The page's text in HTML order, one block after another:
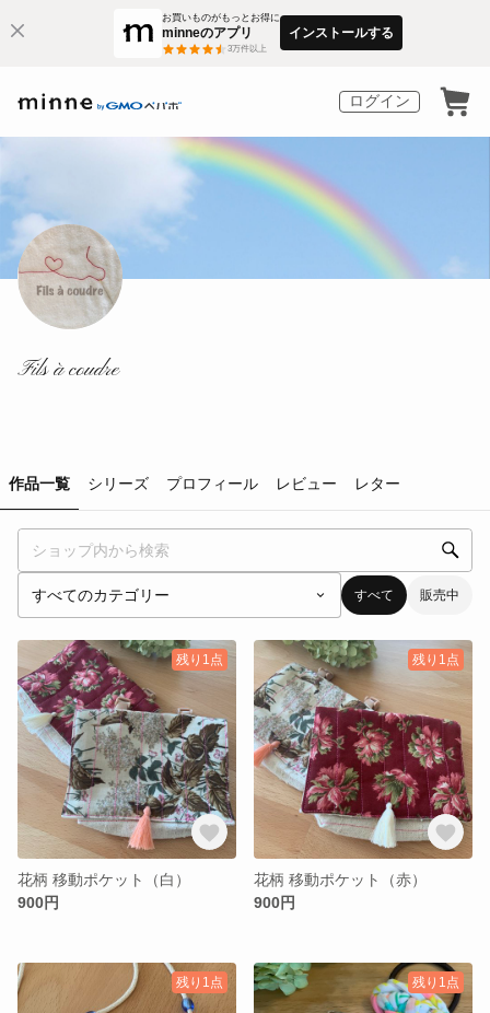
お買いものがもっとお得に
minneのアプリ
3万件以上
インストールする
ログイン
Fils à coudre
作品一覧 シリーズ プロフィール レビュー レター
すべて 販売中
残り1点
花柄 移動ポケット（白）
900円
残り1点
花柄 移動ポケット（赤）
900円
残り1点 残り1点